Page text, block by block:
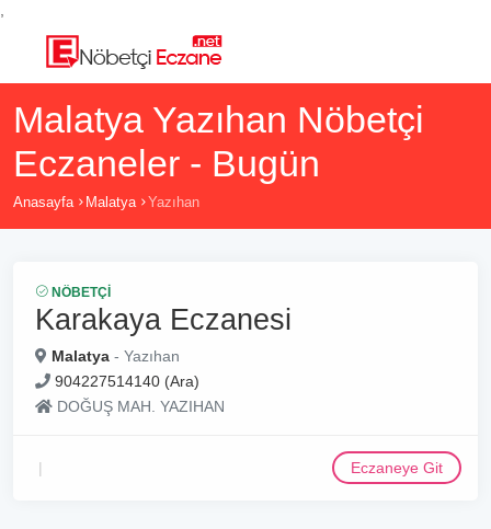
Malatya Yazıhan Nöbetçi
Eczaneler - Bugün
Anasayfa Malatya Yazıhan
NÖBETÇI
Karakaya Eczanesi
Malatya - Yazıhan
904227514140 (Ara)
DOĞUŞ MAH. YAZIHAN
Eczaneye Git